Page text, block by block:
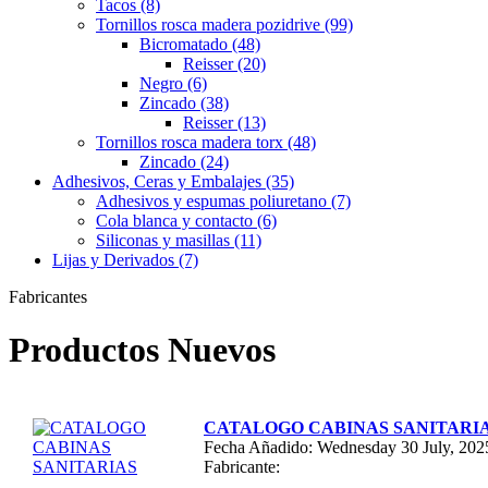
Tacos (8)
Tornillos rosca madera pozidrive (99)
Bicromatado (48)
Reisser (20)
Negro (6)
Zincado (38)
Reisser (13)
Tornillos rosca madera torx (48)
Zincado (24)
Adhesivos, Ceras y Embalajes (35)
Adhesivos y espumas poliuretano (7)
Cola blanca y contacto (6)
Siliconas y masillas (11)
Lijas y Derivados (7)
Fabricantes
Productos Nuevos
CATALOGO CABINAS
Fecha Añadido: Wednesday 30 July,
Fabricante: